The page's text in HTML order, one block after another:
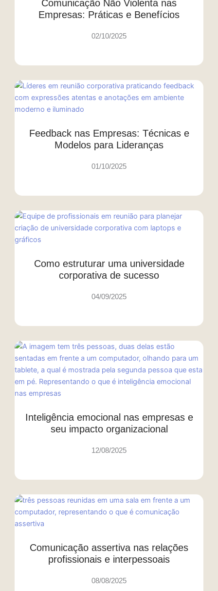
Comunicação Não Violenta nas
Empresas: Práticas e Benefícios
02/10/2025
Feedback nas Empresas: Técnicas e
Modelos para Lideranças
01/10/2025
Como estruturar uma universidade
corporativa de sucesso
04/09/2025
Inteligência emocional nas empresas e
seu impacto organizacional
12/08/2025
Comunicação assertiva nas relações
profissionais e interpessoais
08/08/2025